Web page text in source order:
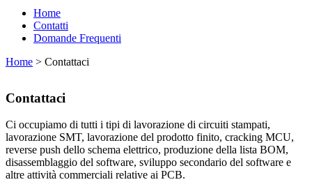
Home
Contatti
Domande Frequenti
Home > Contattaci
Contattaci
Ci occupiamo di tutti i tipi di lavorazione di circuiti stampati,
lavorazione SMT, lavorazione del prodotto finito, cracking MCU,
reverse push dello schema elettrico, produzione della lista BOM,
disassemblaggio del software, sviluppo secondario del software e
altre attività commerciali relative ai PCB.